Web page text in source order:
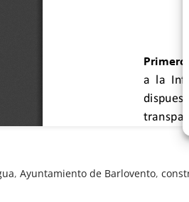
,Ayuntamiento de Barlovento,